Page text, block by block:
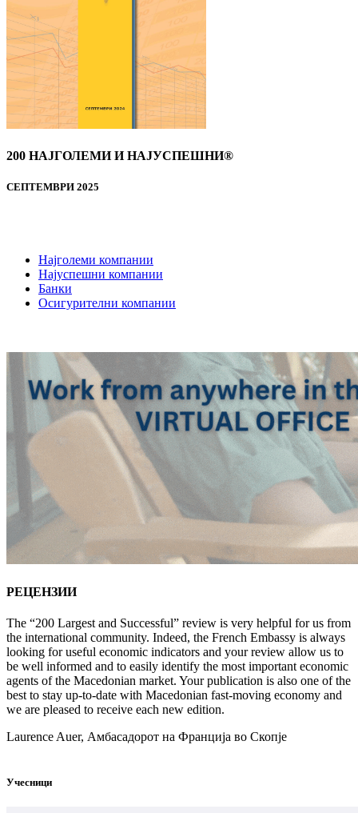
200 НАЈГОЛЕМИ И НАЈУСПЕШНИ®
СЕПТЕМВРИ 2025
Најголеми компании
Најуспешни компании
Банки
Осигурителни компании
РЕЦЕНЗИИ
The “200 Largest and Successful” review is very helpful for us from
the international community. Indeed, the French Embassy is always
looking for useful economic indicators and your review allow us to
be well informed and to easily identify the most important economic
agents of the Macedonian market. Your publication is also one of the
best to stay up-to-date with Macedonian fast-moving economy and
we are pleased to receive each new edition.
Laurence Auer, Амбасадорот на Франција во Скопје
Учесници